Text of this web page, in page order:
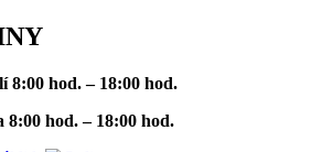
8:00 hod. – 18:00 hod.
8:00 hod. – 18:00 hod.